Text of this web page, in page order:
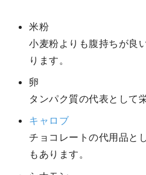
米粉
小麦粉よりも腹持ちが良
ります。
卵
タンパク質の代表として
キャロブ
チョコレートの代用品と
もあります。